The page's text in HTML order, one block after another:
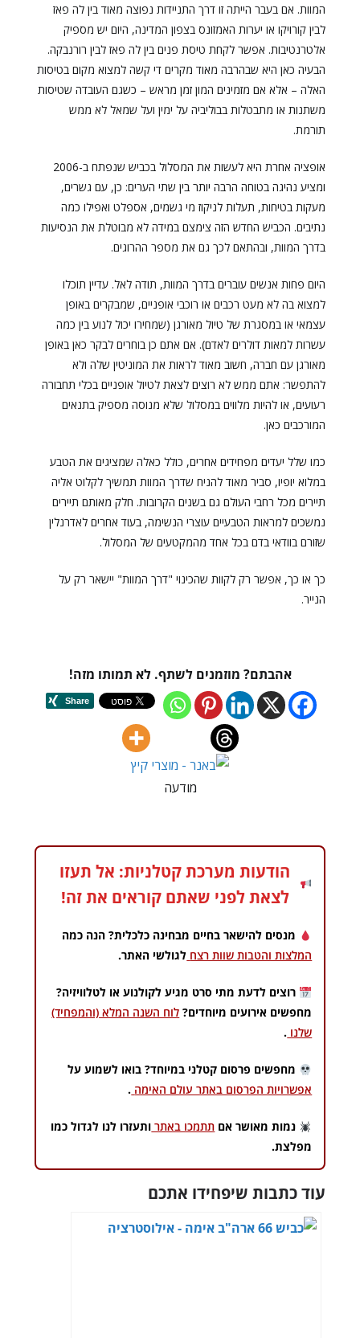
המוות. אם בעבר הייתה זו דרך התניידות נפוצה מאוד בין לה פאז
לבין קורויקו או יערות האמזונס בצפון המדינה, היום יש מספיק
אלטרנטיבות. אפשר לקחת טיסת פנים בין לה פאז לבין רורנבקה.
הבעיה כאן היא שבהרבה מאוד מקרים די קשה למצוא מקום בטיסות
האלה – אלא אם מזמינים המון זמן מראש – כשגם העובדה שטיסות
משתנות או מתבטלות בבוליביה על ימין ועל שמאל לא ממש
תורמת.
אופציה אחרת היא לעשות את המסלול בכביש שנפתח ב-2006
ומציע נהיגה בטוחה הרבה יותר בין שתי הערים: כן, עם גשרים,
מעקות בטיחות, תעלות לניקוז מי גשמים, אספלט ואפילו כמה
נתיבים. הכביש החדש הזה צימצם במידה לא מבוטלת את הנסיעות
בדרך המוות, ובהתאם לכך גם את מספר ההרוגים.
היום פחות אנשים עוברים בדרך המוות, תודה לאל. עדיין תוכלו
למצוא בה לא מעט רכבים או רוכבי אופניים, שמבקרים באופן
עצמאי או במסגרת של טיול מאורגן (שמחירו יכול לנוע בין כמה
עשרות למאות דולרים לאדם). אם אתם כן בוחרים לבקר כאן באופן
מאורגן עם חברה, חשוב מאוד לראות את המוניטין שלה ולא
להתפשר: אתם ממש לא רוצים לצאת לטיול אופניים בכלי תחבורה
רעועים, או להיות מלווים במסלול שלא מנוסה מספיק בתנאים
המורכבים כאן.
כמו שלל יעדים מפחידים אחרים, כולל כאלה שמציגים את הטבע
במלוא יופיו, סביר מאוד להניח שדרך המוות תמשיך לקלוט אליה
תיירים מכל רחבי העולם גם בשנים הקרובות. חלק מאותם תיירים
נמשכים למראות הטבעיים עוצרי הנשימה, בעוד אחרים לאדרנלין
שזורם בוודאי בדם בכל אחד מהמקטעים של המסלול.
כך או כך, אפשר רק לקוות שהכינוי "דרך המוות" יישאר רק על
הנייר.
אהבתם? מוזמנים לשתף. לא תמותו מזה!
מודעה
הודעות מערכת קטלניות: אל תעזו
לצאת לפני שאתם קוראים את זה!
מנסים להישאר בחיים מבחינה כלכלית? הנה כמה
המלצות והטבות שוות רצח לגולשי האתר.
רוצים לדעת מתי סרט מגיע לקולנוע או לטלוויזיה?
מחפשים אירועים מיוחדים? לוח השנה המלא (והמפחיד)
שלנו .
מחפשים פרסום קטלני במיוחד? בואו לשמוע על
אפשרויות הפרסום באתר עולם האימה .
נמות מאושר אם תתמכו באתר ותעזרו לנו לגדול כמו
מפלצת.
עוד כתבות שיפחידו אתכם